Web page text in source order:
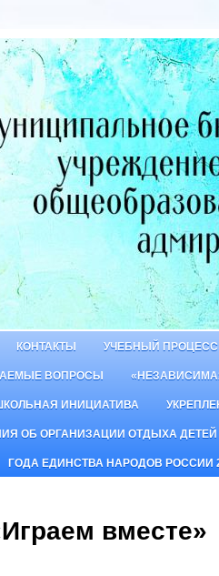
КОНТАКТЫ УЧЕБНЫЙ ПРОЦЕСС
ВОПРОСЫ
ИНИЦИАТИВА
ОБ ОРГАНИЗАЦИИ ОТДЫХА
ГОДА ЕДИНСТВА НАРОДОВ РОССИИ
вместе»